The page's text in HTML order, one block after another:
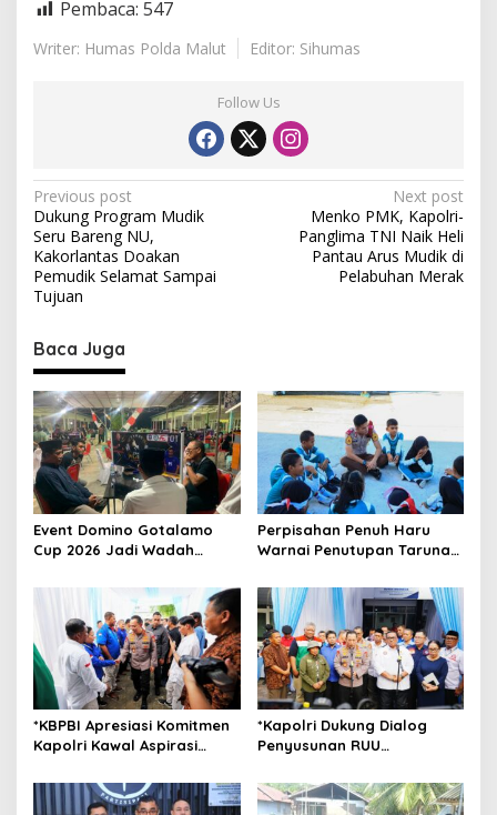
Pembaca: 547
Writer: Humas Polda Malut Editor: Sihumas
Follow Us
P
o
s
t
a
v
i
g
a
t
i
Previous post
Dukung Program Mudik
Seru Bareng NU,
Kakorlantas Doakan
Pemudik Selamat Sampai
Tujuan
Next post
Menko PMK, Kapolri-
Panglima TNI Naik Heli
Pantau Arus Mudik di
Pelabuhan Merak
Baca Juga
Event Domino Gotalamo
Cup 2026 Jadi Wadah
Kebersamaan Masyarakat
Perpisahan Penuh Haru
Warnai Penutupan Taruna
Kepulauan
*KBPBI Apresiasi Komitmen
Kapolri Kawal Aspirasi
Ketenagakerjaan*
*Kapolri Dukung Dialog
Penyusunan RUU
Jembatan Aspirasi Buruh*